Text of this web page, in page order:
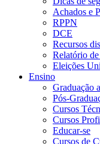
Achados e
RPPN
DCE
Recursos
Relatório
Eleições
Ensino
Graduação
Pós-
Cursos
Cursos
Educar-se
Cursos de